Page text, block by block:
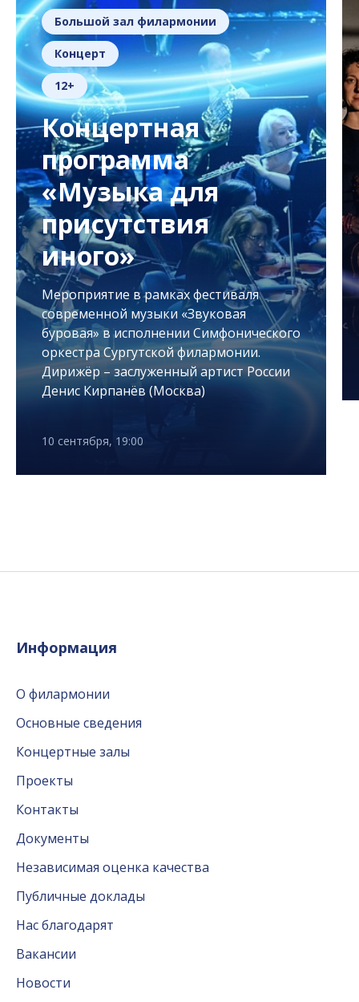
Большой зал филармонии
Концерт
12+
Концертная
программа
«Музыка для
присутствия
иного»
Мероприятие в рамках фестиваля
современной музыки «Звуковая
буровая» в исполнении Симфонического
оркестра Сургутской филармонии.
Дирижёр – заслуженный артист России
Денис Кирпанёв (Москва)
10 сентября, 19:00
Информация
О филармонии
Основные сведения
Концертные залы
Проекты
Контакты
Документы
Независимая оценка качества
Публичные доклады
Нас благодарят
Вакансии
Новости